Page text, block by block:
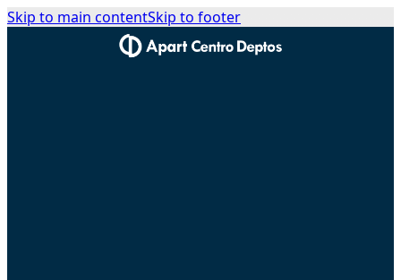
Skip to main contentSkip to footer